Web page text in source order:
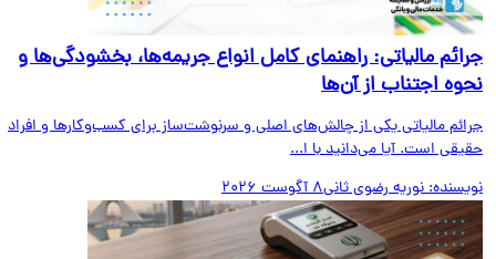
مالیاتی: راهنمای کامل انواع جریمه‌ها، بخشودگی‌ها و
اجتناب از آن‌ها
مالیاتی یکی از چالش‌های اصلی و سرنوشت‌ساز برای کسب‌وکارها و افراد
است. آیا می‌دانید با ا...
نوریه رضوی ثانی8 آگوست 2026